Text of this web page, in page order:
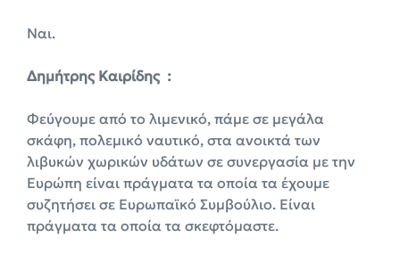
Ναι.
Δημήτρης Καιρίδης :
Φεύγουμε από το λιμενικό, πάμε σε μεγάλα
σκάφη, πολεμικό ναυτικό, στα ανοικτά των
λιβυκών χωρικών υδάτων σε συνεργασία με την
Ευρώπη είναι πράγματα τα οποία τα έχουμε
συζητήσει σε Ευρωπαϊκό Συμβούλιο. Είναι
πράγματα τα οποία τα σκεφτόμαστε.